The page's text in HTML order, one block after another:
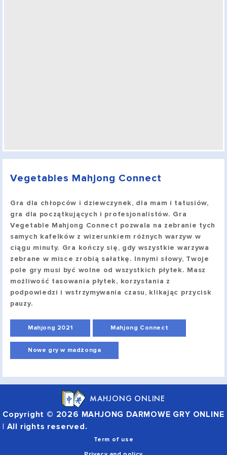
Vegetables Mahjong Connect
Gra dla chłopców i dziewczynek, dla mam i tatusiów,
gra dla początkujących i profesjonalistów. Gra
Vegetable Mahjong Connect pozwala na zebranie tych
samych kafelków z wizerunkiem różnych warzyw w
ciągu minuty. Gra kończy się, gdy wszystkie warzywa
zebrane w misce zrobią sałatkę. Innymi słowy, Twoje
pole gry musi być wolne od wszystkich płytek. Masz
możliwość tasowania płytek, korzystania z
podpowiedzi i wstrzymywania czasu, klikając przycisk
pauzy.
Mahjong 2021 Mahjong Connect
Nowe gry w madżonga
MAHJONG ONLINE
Copyright © 2026 MAHJONG DARMOWE GRY ONLINE
| All rights reserved.
Term of use